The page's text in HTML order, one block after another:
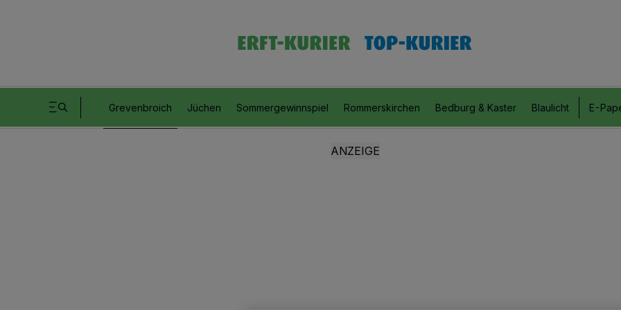
Grevenbroich Jüchen Sommergewinnspiel Rommerskirchen Bedburg & Kaster Blaulicht E-